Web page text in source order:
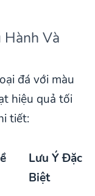
Hành Và
đá với màu
hiệu quả tối
tiết:
Lưu Ý Đặc
Biệt